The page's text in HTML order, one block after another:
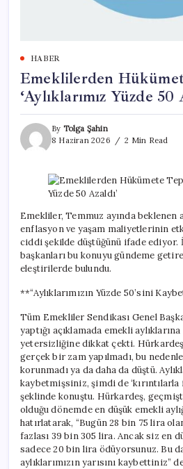
HABER
Emeklilerden
‘Aylıklarımız Yüzde 50
By Tolga Şahin
8 Haziran 2026
2 Min Read
Emekliler, Temmuz ayında
enflasyon ve yaşam maliyetlerinin
ciddi şekilde düştüğünü ifade ediyor.
başkanları bu konuyu gündeme
eleştirilerde bulundu.
**“Aylıklarımızın Yüzde 50’sini
Tüm Emekliler Sendikası Genel
yaptığı açıklamada emekli
yetersizliğine dikkat çekti.
gerçek bir zam yapılmadı, bu
korunmadı ya da daha da düştü.
kaybetmişsiniz, şimdi de
şeklinde konuştu. Hürkardeş,
olduğu dönemde en düşük emekli
hatırlatarak, “Bugün 28 bin 75 lira
fazlası 39 bin 305 lira. Ancak siz en
sadece 20 bin lira ödüyorsunuz. Bu
aylıklarımızın yarısını kaybettiniz”